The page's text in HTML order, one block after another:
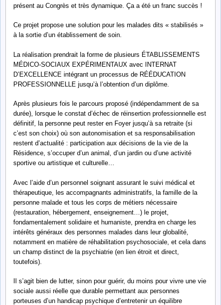
présent au Congrès et très dynamique. Ça a été un franc succès !
Ce projet propose une solution pour les malades dits « stabilisés »
à la sortie d’un établissement de soin.
La réalisation prendrait la forme de plusieurs ÉTABLISSEMENTS
MÉDICO-SOCIAUX EXPÉRIMENTAUX avec INTERNAT
D’EXCELLENCE intégrant un processus de RÉÉDUCATION
PROFESSIONNELLE jusqu’à l’obtention d’un diplôme.
Après plusieurs fois le parcours proposé (indépendamment de sa
durée), lorsque le constat d’échec de réinsertion professionnelle est
définitif, la personne peut rester en Foyer jusqu’à sa retraite (si
c’est son choix) où son autonomisation et sa responsabilisation
restent d’actualité : participation aux décisions de la vie de la
Résidence, s’occuper d’un animal, d’un jardin ou d’une activité
sportive ou artistique et culturelle…
Avec l’aide d’un personnel soignant assurant le suivi médical et
thérapeutique, les accompagnants administratifs, la famille de la
personne malade et tous les corps de métiers nécessaire
(restauration, hébergement, enseignement…) le projet,
fondamentalement solidaire et humaniste, prendra en charge les
intérêts généraux des personnes malades dans leur globalité,
notamment en matière de réhabilitation psychosociale, et cela dans
un champ distinct de la psychiatrie (en lien étroit et direct,
toutefois).
Il s’agit bien de lutter, sinon pour guérir, du moins pour vivre une vie
sociale aussi réelle que durable permettant aux personnes
porteuses d’un handicap psychique d’entretenir un équilibre